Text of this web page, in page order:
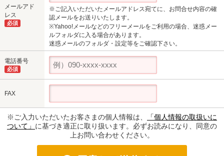
メールアド
レス
必須
※ご記入いただいたメールアドレス宛てに、お問合せ内容の確
認メールをお送りいたします。
※Yahoo!メールなどのフリーメールをご利用の場合、迷惑メー
ルフォルダに入る場合があります。
迷惑メールのフォルダ・設定等をご確認下さい。
電話番号
必須
FAX
※ご入力いただいたお客さまの個人情報は、
「個人情報の取扱いに
ついて」 に基づき適正に取り扱います。必ずお読みになり、同意の
上お問い合わせください。